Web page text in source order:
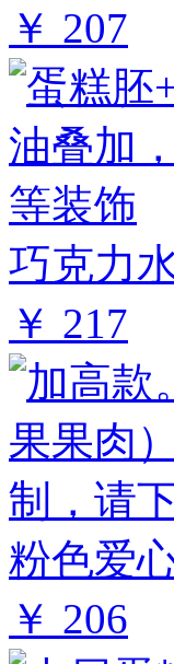
￥ 207
巧克力
￥ 217
粉色爱
￥ 206